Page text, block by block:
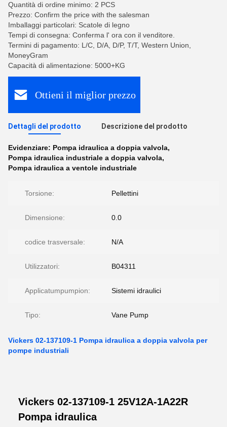
Quantità di ordine minimo: 2 PCS
Prezzo: Confirm the price with the salesman
Imballaggi particolari: Scatole di legno
Tempi di consegna: Conferma l' ora con il venditore.
Termini di pagamento: L/C, D/A, D/P, T/T, Western Union,
MoneyGram
Capacità di alimentazione: 5000+KG
Ottieni il miglior prezzo
Dettagli del prodotto Descrizione del prodotto
Evidenziare: Pompa idraulica a doppia valvola,
Pompa idraulica industriale a doppia valvola,
Pompa idraulica a ventole industriale
Torsione: Pellettini
Dimensione: 0.0
codice trasversale: N/A
Utilizzatori: B04311
Applicatumpumpion: Sistemi idraulici
Tipo: Vane Pump
Vickers 02-137109-1 Pompa idraulica a doppia valvola per
pompe industriali
Vickers 02-137109-1 25V12A-1A22R
Pompa idraulica